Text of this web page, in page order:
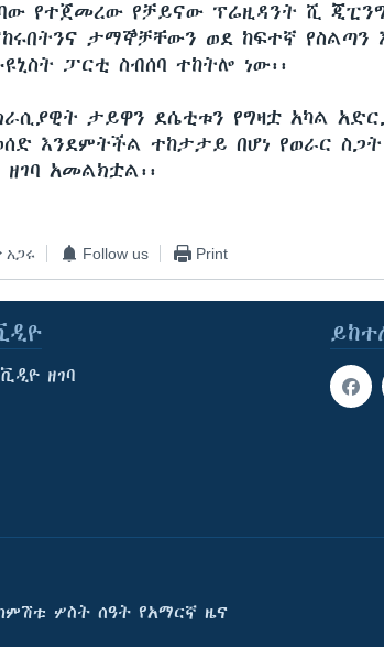
የተጀመረው የቻይናው ፕሬዚዳንት ሺ
ታማኞቻቸውን ወደ ከፍተኛ የስልጣን
ፓርቲ ስብሰባ ተከትሎ ነው፡፡
ታይዋን ደሴቲቱን የግዛቷ አካል
እንደምትችል ተከታታይ በሆነ የወራር
ዘገባ አመልክቷል፡፡
አጋሩ Follow us Print
ዘገባ
ሦስት ሰዓት የአማርኛ ዜና